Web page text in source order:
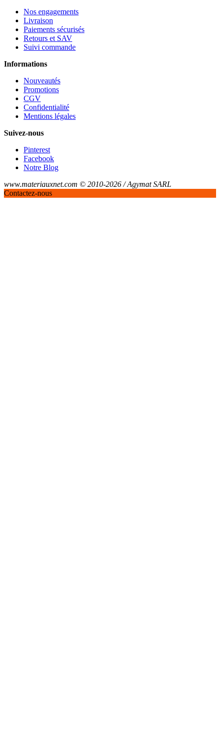
Nos engagements
Livraison
Paiements sécurisés
Retours et SAV
Suivi commande
Informations
Nouveautés
Promotions
CGV
Confidentialité
Mentions légales
Suivez-nous
Pinterest
Facebook
Notre Blog
www.materiauxnet.com © 2010-2026 / Agymat SARL
Contactez-nous